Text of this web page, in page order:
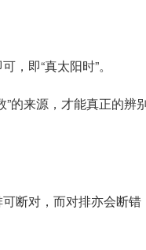
即“真太阳时”。
”的来源，才能真正的辨
断对，而对排亦会断错